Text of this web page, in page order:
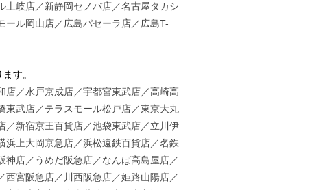
土岐店／新静岡セノバ店／名古屋タカシ
ール岡山店／広島パセーラ店／広島T-
す。
店／水戸京成店／宇都宮東武店／高崎高
東武店／テラスモール松戸店／東京大丸
／新宿京王百貨店／池袋東武店／立川伊
上大岡京急店／浜松遠鉄百貨店／名鉄
店／うめだ阪急店／なんば高島屋店／
西宮阪急店／川西阪急店／姫路山陽店／